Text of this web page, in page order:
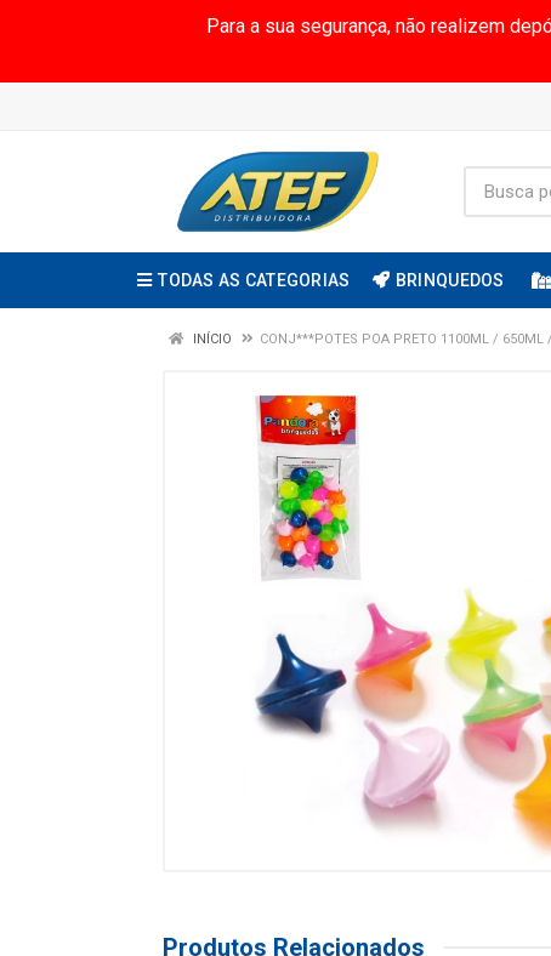
Para a sua segurança, não realizem
TODAS AS CATEGORIAS BRINQUEDOS
INÍCIO CONJ***POTES POA PRETO 1100ML / 650ML
Produtos Relacionados